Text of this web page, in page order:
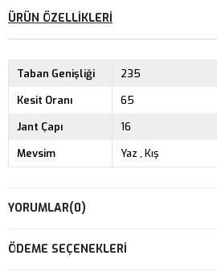
ÜRÜN ÖZELLIKLERI
Taban Genişliği
235
Kesit Oranı
65
Jant Çapı
16
Mevsim
Yaz Kış
YORUMLAR(0)
ÖDEME SEÇENEKLERI